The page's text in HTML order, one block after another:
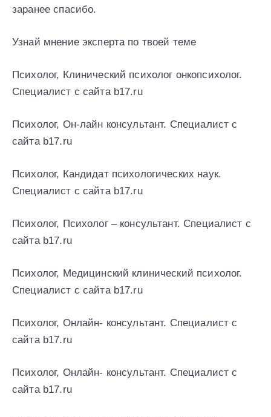
заранее спасибо.
Узнай мнение эксперта по твоей теме
Психолог, Клинический психолог онкопсихолог.
Специалист с сайта b17.ru
Психолог, Он-лайн консультант. Специалист с
сайта b17.ru
Психолог, Кандидат психологических наук.
Специалист с сайта b17.ru
Психолог, Психолог – консультант. Специалист с
сайта b17.ru
Психолог, Медицинский клинический психолог.
Специалист с сайта b17.ru
Психолог, Онлайн- консультант. Специалист с
сайта b17.ru
Психолог, Онлайн- консультант. Специалист с
сайта b17.ru